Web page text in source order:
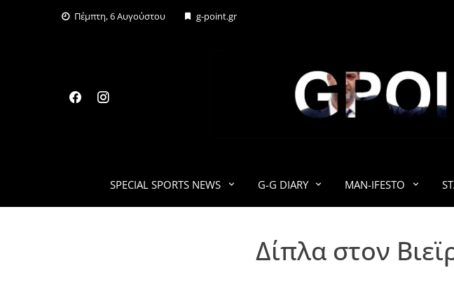
Πέμπτη, 6 Αυγούστου g-point.gr
SPECIAL SPORTS NEWS G-G DIARY MAN-IFESTO
Δίπλα στον